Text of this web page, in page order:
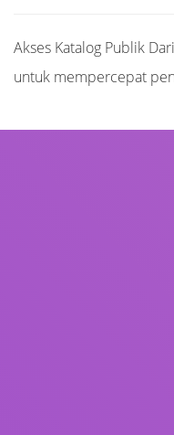
Akses Katalog Publik
untuk mempercepat